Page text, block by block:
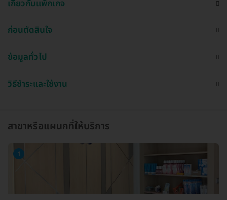
เกี่ยวกับแพ็กเกจ
ก่อนตัดสินใจ
ข้อมูลทั่วไป
วิธีชำระและใช้งาน
สาขาหรือแผนกที่ให้บริการ
1